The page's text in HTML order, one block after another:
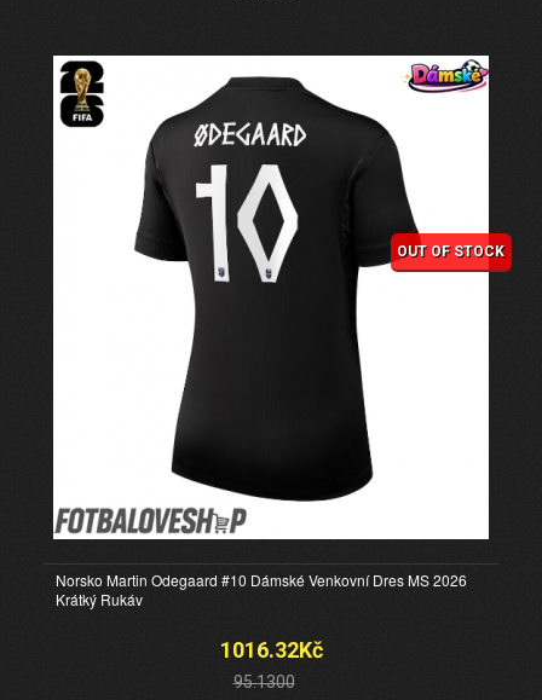
OUT OF STOCK
Norsko Martin Odegaard #10 Dámské Venkovní Dres MS 2026
Krátký Rukáv
1016.32Kč
95.1300